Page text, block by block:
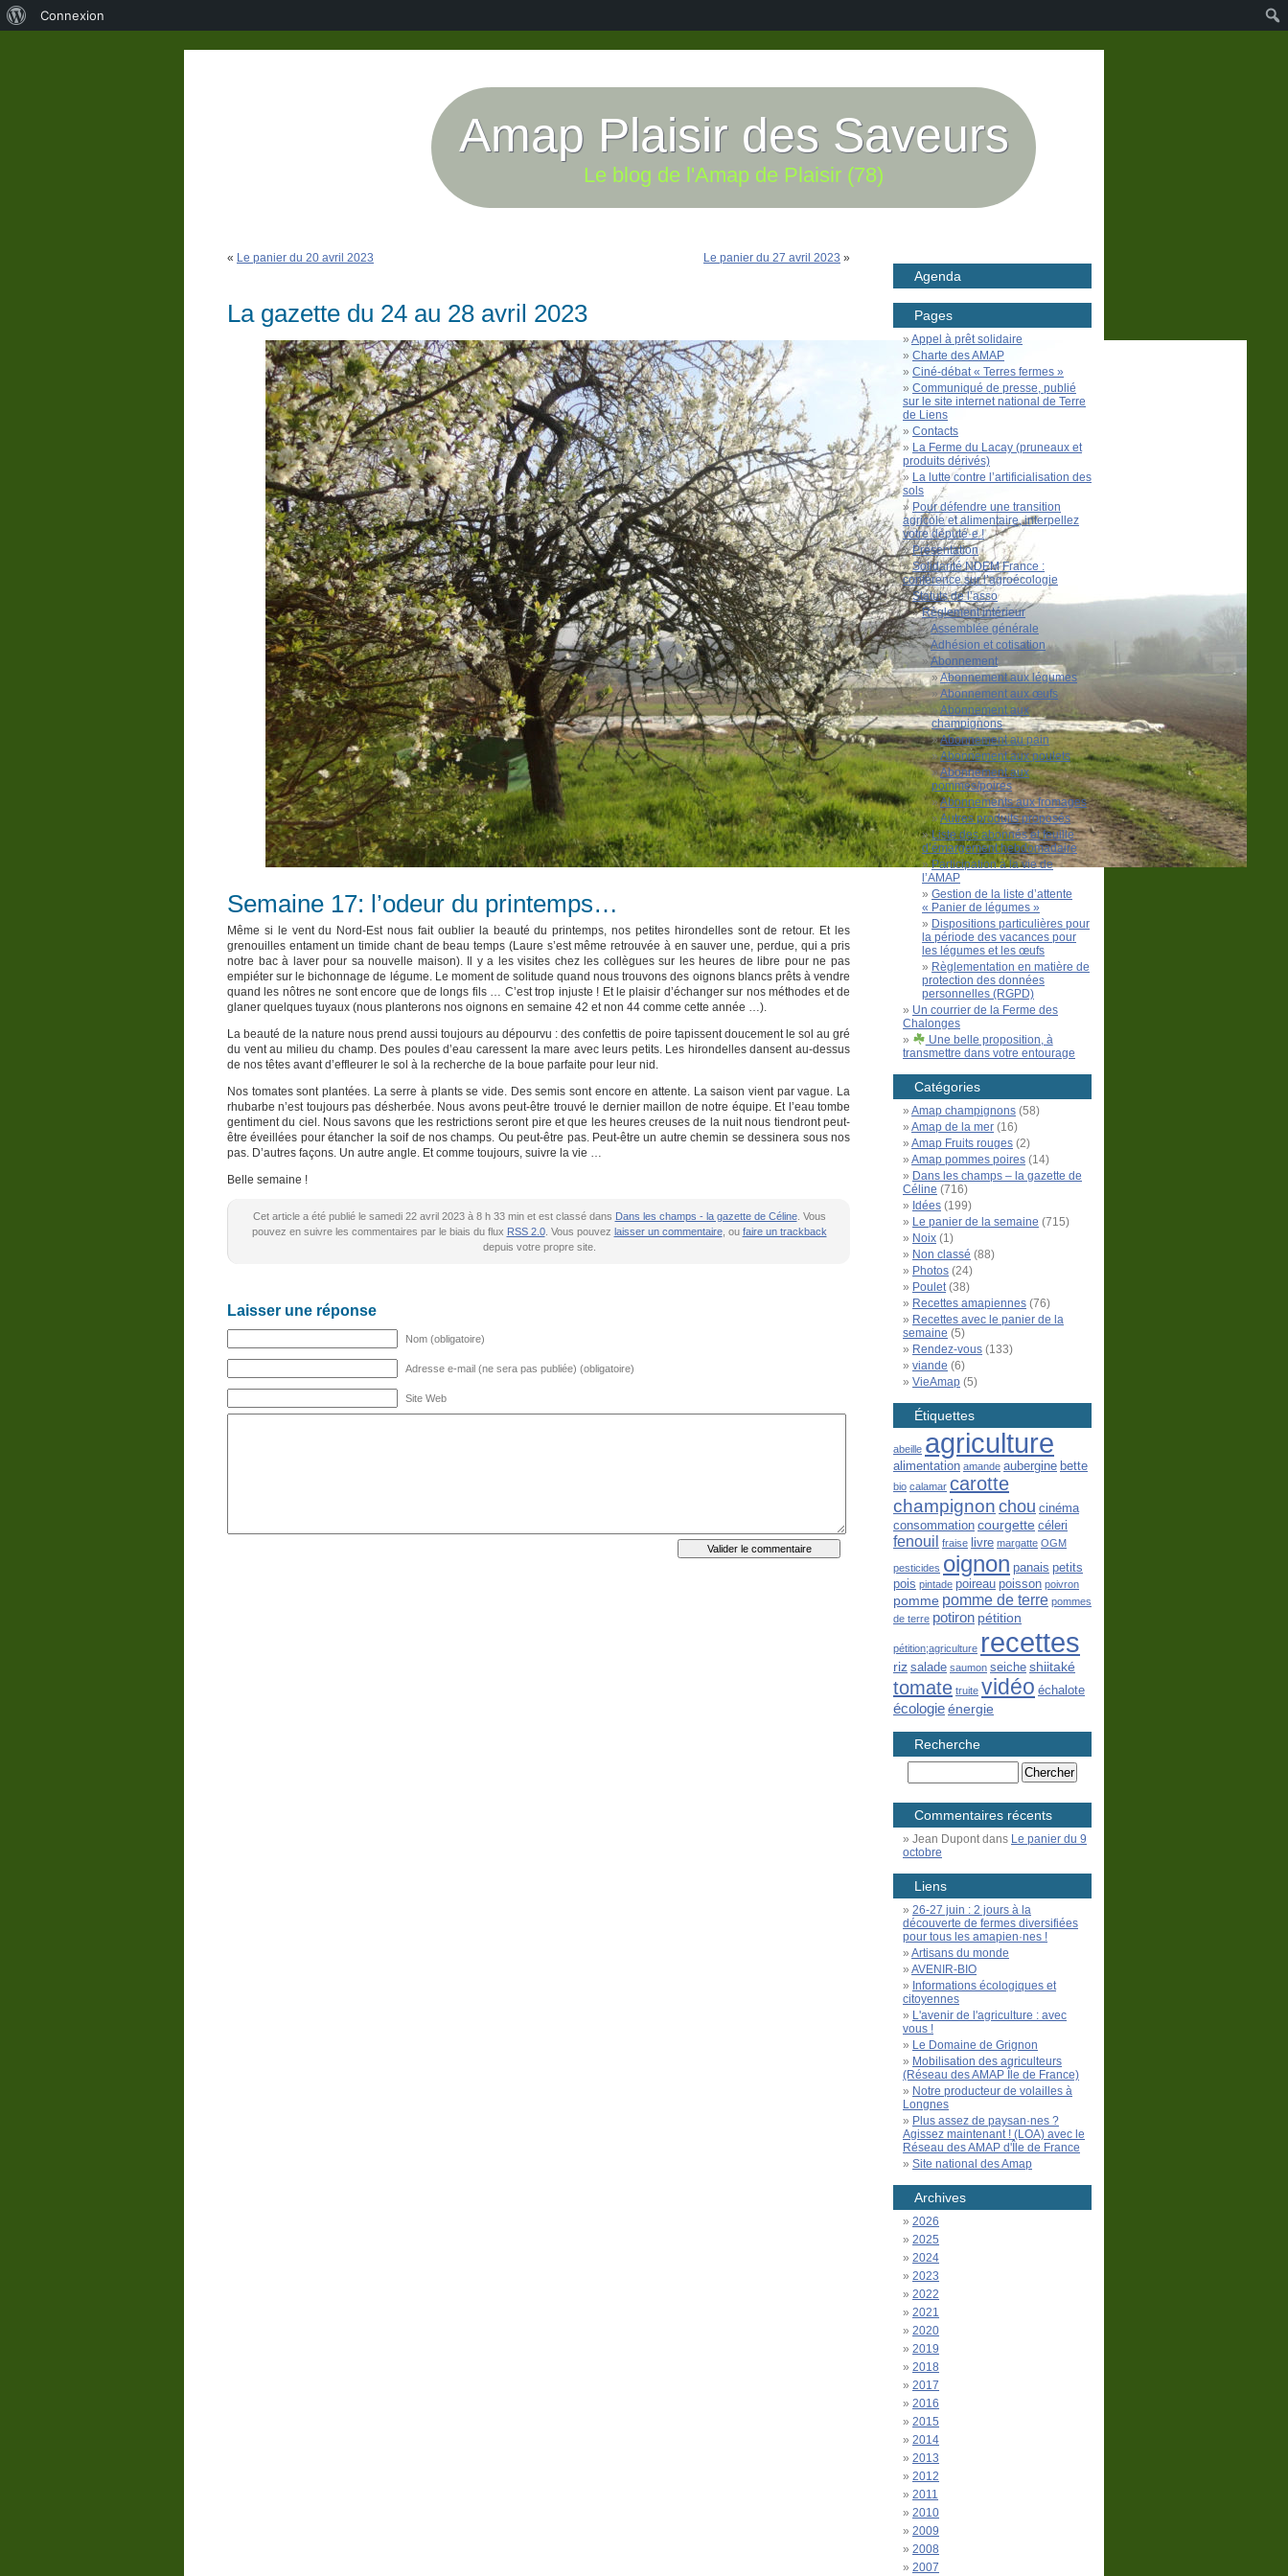
Amap Plaisir des Saveurs
Le blog de l'Amap de Plaisir (78)
« Le panier du 20 avril 2023 Le panier du 27 avril 2023 »
La gazette du 24 au 28 avril 2023
Semaine 17: l’odeur du printemps…
Même si le vent du Nord-Est nous fait oublier la beauté du printemps, nos petites hirondelles sont de retour. Et les
grenouilles entament un timide chant de beau temps (Laure s’est même retrouvée à en sauver une, perdue, qui a pris
notre bac à laver pour sa nouvelle maison). Il y a les visites chez les collègues sur les heures de libre pour ne pas
empiéter sur le bichonnage de légume. Le moment de solitude quand nous trouvons des oignons blancs prêts à vendre
quand les nôtres ne sont encore que de longs fils … C’est trop injuste ! Et le plaisir d’échanger sur nos méthodes et de
glaner quelques tuyaux (nous planterons nos oignons en semaine 42 et non 44 comme cette année …).
La beauté de la nature nous prend aussi toujours au dépourvu : des confettis de poire tapissent doucement le sol au gré
du vent au milieu du champ. Des poules d’eau caressent la mare avec leurs petits. Les hirondelles dansent au-dessus
de nos têtes avant d’effleurer le sol à la recherche de la boue parfaite pour leur nid.
Nos tomates sont plantées. La serre à plants se vide. Des semis sont encore en attente. La saison vient par vague. La
rhubarbe n’est toujours pas désherbée. Nous avons peut-être trouvé le dernier maillon de notre équipe. Et l’eau tombe
gentiment du ciel. Nous savons que les restrictions seront pire et que les heures creuses de la nuit nous tiendront peut-
être éveillées pour étancher la soif de nos champs. Ou peut-être pas. Peut-être un autre chemin se dessinera sous nos
pas. D’autres façons. Un autre angle. Et comme toujours, suivre la vie …
Belle semaine !
Cet article a été publié le samedi 22 avril 2023 à 8 h 33 min et est classé dans Dans les champs - la gazette de Céline. Vous
pouvez en suivre les commentaires par le biais du flux RSS 2.0. Vous pouvez laisser un commentaire, ou faire un trackback
depuis votre propre site.
Laisser une réponse
Nom (obligatoire)
Adresse e-mail (ne sera pas publiée) (obligatoire)
Site Web
Agenda
Pages
Appel à prêt solidaire
Charte des AMAP
Ciné-débat « Terres fermes »
Communiqué de presse, publié
sur le site internet national de Terre
de Liens
Contacts
La Ferme du Lacay (pruneaux et
produits dérivés)
La lutte contre l’artificialisation des
sols
Pour défendre une transition
agricole et alimentaire, interpellez
votre député·e !
Présentation
Solidarité NDEM France :
conférence sur l’agroécologie
Statuts de l’asso
Règlement intérieur
Assemblée générale
Adhésion et cotisation
Abonnement
Abonnement aux légumes
Abonnement aux œufs
Abonnement aux
champignons
Abonnement au pain
Abonnement aux poulets
Abonnement aux
pommes/poires
Abonnements aux fromages
Autres produits proposés
Liste des abonnés et feuille
d’émargement hebdomadaire
Participation à la vie de
l’AMAP
Gestion de la liste d’attente
« Panier de légumes »
Dispositions particulières pour
la période des vacances pour
les légumes et les œufs
Règlementation en matière de
protection des données
personnelles (RGPD)
Un courrier de la Ferme des
Chalonges
Une belle proposition, à
transmettre dans votre entourage
Catégories
Amap champignons (58)
Amap de la mer (16)
Amap Fruits rouges (2)
Amap pommes poires (14)
Dans les champs – la gazette de
Céline (716)
Idées (199)
Le panier de la semaine (715)
Noix (1)
Non classé (88)
Photos (24)
Poulet(38)
Recettes amapiennes (76)
Recettes avec le panier de la
semaine (5)
Rendez-vous (133)
viande (6)
VieAmap (5)
Étiquettes
abeille agriculture
alimentation amande aubergine bette
bio calamar carotte
champignon chou cinéma
consommation courgette céleri
fenouil fraise livre margatte OGM
pesticides oignon panais petits
pois pintade poireau poisson poivron
pomme pomme de terre pommes
de terre potiron pétition
pétition;agriculture recettes
riz salade saumon seiche shiitaké
tomate truite vidéo échalote
écologieénergie
Recherche
Commentaires récents
Jean Dupontdans Le panier du 9
octobre
Liens
26-27 juin : 2 jours à la
découverte de fermes diversifiées
pour tous les amapien·nes !
Artisans du monde
AVENIR-BIO
Informations écologiques et
citoyennes
L'avenir de l'agriculture : avec
vous !
Le Domaine de Grignon
Mobilisation des agriculteurs
(Réseau des AMAP Île de France)
Notre producteur de volailles à
Longnes
Plus assez de paysan·nes ?
Agissez maintenant ! (LOA) avec le
Réseau des AMAP d'Île de France
Site national des Amap
Archives
2026
2025
2024
2023
2022
2021
2020
2019
2018
2017
2016
2015
2014
2013
2012
2011
2010
2009
2008
2007
Connexion